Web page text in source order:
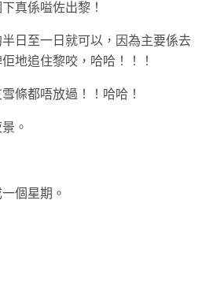
真係嗌佐出黎！
日至一日就可以，因為主要係去
地追住黎咬，哈哈！！！
條都唔放過！！哈哈！
。
個星期。